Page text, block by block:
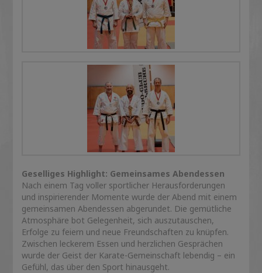
Geselliges Highlight: Gemeinsames Abendessen
Nach einem Tag voller sportlicher Herausforderungen
und inspirierender Momente wurde der Abend mit einem
gemeinsamen Abendessen abgerundet. Die gemütliche
Atmosphäre bot Gelegenheit, sich auszutauschen,
Erfolge zu feiern und neue Freundschaften zu knüpfen.
Zwischen leckerem Essen und herzlichen Gesprächen
wurde der Geist der Karate-Gemeinschaft lebendig – ein
Gefühl, das über den Sport hinausgeht.